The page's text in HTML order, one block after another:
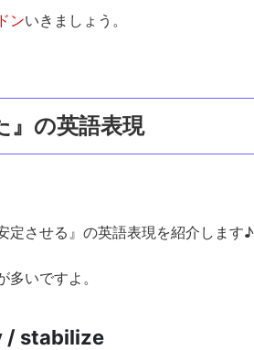
ンいきましょう。
』の英語表現
定させる』の英語表現を紹介します♪
いですよ。
stabilize